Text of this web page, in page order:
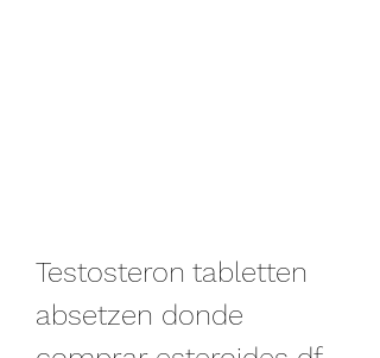
Testosteron tabletten
absetzen donde